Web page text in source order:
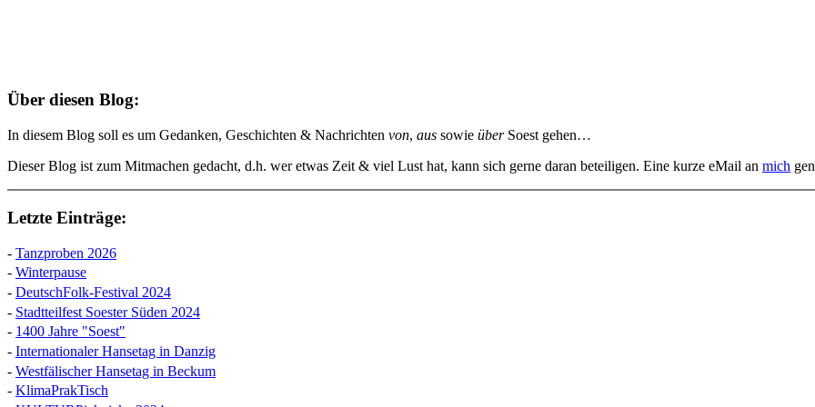
Über diesen Blog:
In diesem Blog soll es um Gedanken, Geschichten & Nachrichten von, aus sowie überSoest gehen…
Dieser Blog ist zum Mitmachen gedacht, d.h. wer etwas Zeit & viel Lust hat, kann sich gerne daran beteiligen. Eine kurze eMail an mich
Letzte Einträge:
- Tanzproben 2026
- Winterpause
- DeutschFolk-Festival 2024
- Stadtteilfest Soester Süden 2024
- 1400 Jahre "Soest"
- Internationaler Hansetag in Danzig
- Westfälischer Hansetag in Beckum
- KlimaPrakTisch